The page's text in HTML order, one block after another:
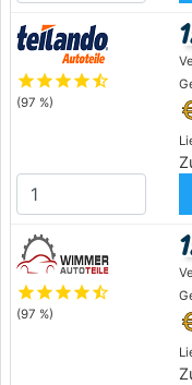
starstarstarstarstar_half
(97 %)
starstarstarstarstar_half
(97 %)